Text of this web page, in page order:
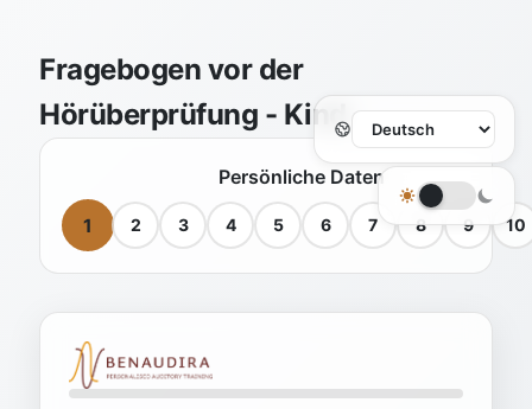
Fragebogen vor der
Hörüberprüfung - Kind
Persönliche Daten
1 2 3 4 5 6 7 8 9 10